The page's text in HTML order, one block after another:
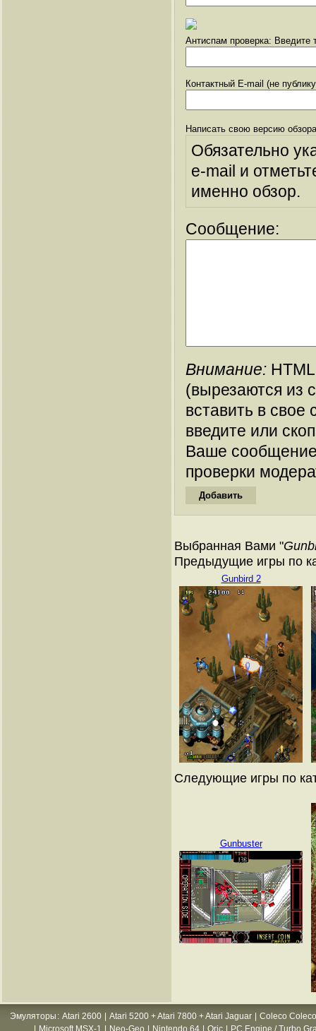
Антиспам проверка: Введите
Контактный E-mail (не
Написать свою версию
Обязательно
e-mail и
именно обзор.
Сообщение:
Внимание:
(вырезаются из
вставить в
введите или
Ваше
проверки
Выбранная Вами "
Предыдущие игры по
Gunbird 2
Следующие игры по
Gunbuster
Эмуляторы : Atari 2600 Atari 5200 + Atari 7800 + Atari Jaguar
Coleco
Microsoft MSX-1 Neo-Geo Nintendo 64 Oric PC Engine / Turbo